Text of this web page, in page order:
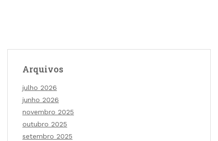
Arquivos
julho 2026
junho 2026
novembro 2025
outubro 2025
setembro 2025